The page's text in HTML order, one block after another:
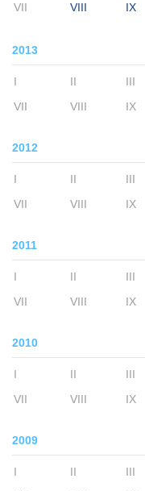
VII VIII IX
2013
I II III
VII
VIII IX
2012
I II III
VII
VIII IX
2011
I II III
VII
VIII IX
2010
I II III
VII
VIII IX
2009
I II III